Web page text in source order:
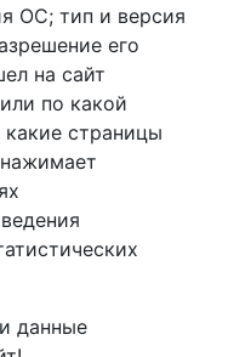
ОС; тип и версия
его
на сайт
по какой
страницы
данные